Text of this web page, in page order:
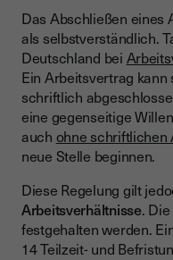
Kann man einen
unterschreiben?
Das Abschließen eines
als selbstverständlich.
Deutschland bei
Ein Arbeitsvertrag
schriftlich
eine gegenseitige
auch ohne schriftlichen
neue Stelle beginnen.
Diese Regelung gilt
Arbeitsverhältnisse.
festgehalten werden.
14 Teilzeit- und